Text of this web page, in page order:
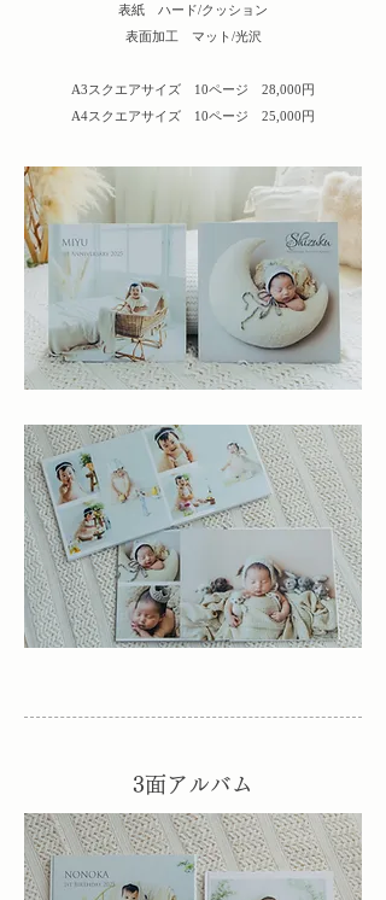
表紙 ハード/クッション
表面加工 マット/光沢​​
A3スクエアサイズ 10ページ 28,000円​
A4スクエアサイズ 10ページ 25,000円​
3面アルバム